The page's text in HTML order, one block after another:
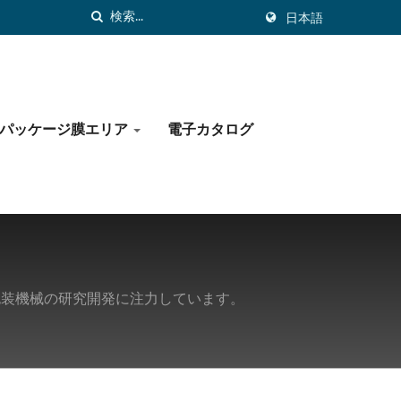
日本語
パッケージ膜エリア 電子カタログ
械の研究開発に注力しています。